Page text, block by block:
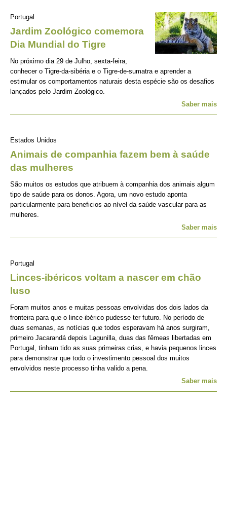
Portugal
Jardim Zoológico comemora
Dia Mundial do Tigre
No próximo dia 29 de Julho, sexta-feira,
conhecer o Tigre-da-sibéria e o Tigre-de-sumatra e aprender a
estimular os comportamentos naturais desta espécie são os desafios
lançados pelo Jardim Zoológico.
Saber mais
Estados Unidos
Animais de companhia fazem bem à saúde
das mulheres
São muitos os estudos que atribuem à companhia dos animais algum
tipo de saúde para os donos. Agora, um novo estudo aponta
particularmente para beneficios ao nível da saúde vascular para as
mulheres.
Saber mais
Portugal
Linces-ibéricos voltam a nascer em chão
luso
Foram muitos anos e muitas pessoas envolvidas dos dois lados da
fronteira para que o lince-ibérico pudesse ter futuro. No período de
duas semanas, as notícias que todos esperavam há anos surgiram,
primeiro Jacarandá depois Lagunilla, duas das fêmeas libertadas em
Portugal, tinham tido as suas primeiras crias, e havia pequenos linces
para demonstrar que todo o investimento pessoal dos muitos
envolvidos neste processo tinha valido a pena.
Saber mais